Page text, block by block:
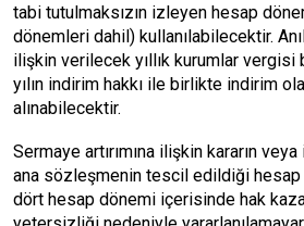
tabi tutulmaksızın izleyen hesap
dönemleri dahil) kullanılabilecektir.
ilişkin verilecek yıllık kurumlar vergisi
yılın indirim hakkı ile birlikte indirim
alınabilecektir.
Sermaye artırımına ilişkin kararın
ana sözleşmenin tescil edildiği
dört hesap dönemi içerisinde hak